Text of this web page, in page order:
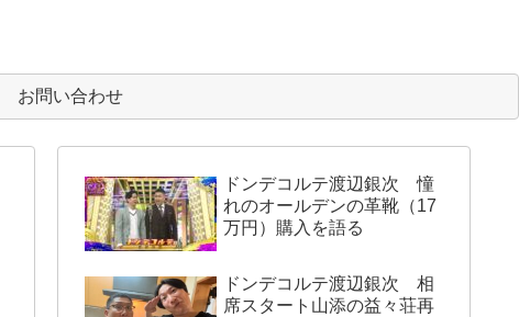
お問い合わせ
ドンデコルテ渡辺銀次 憧
れのオールデンの革靴（17
万円）購入を語る
ドンデコルテ渡辺銀次 相
席スタート山添の益々荘再